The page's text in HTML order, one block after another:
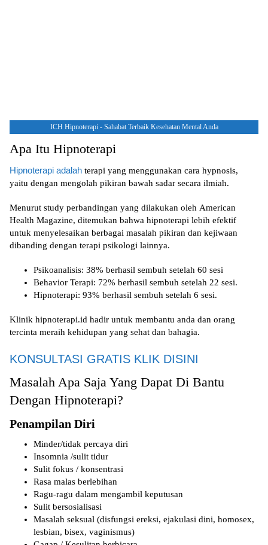
ICH Hipnoterapi - Sahabat Terbaik Kesehatan Mental Anda
Apa Itu Hipnoterapi
Hipnoterapi adalah terapi yang menggunakan cara hypnosis,
yaitu dengan mengolah pikiran bawah sadar secara ilmiah.
Menurut study perbandingan yang dilakukan oleh American
Health Magazine, ditemukan bahwa hipnoterapi lebih efektif
untuk menyelesaikan berbagai masalah pikiran dan kejiwaan
dibanding dengan terapi psikologi lainnya.
Psikoanalisis: 38% berhasil sembuh setelah 60 sesi
Behavior Terapi: 72% berhasil sembuh setelah 22 sesi.
Hipnoterapi: 93% berhasil sembuh setelah 6 sesi.
Klinik hipnoterapi.id hadir untuk membantu anda dan orang
tercinta meraih kehidupan yang sehat dan bahagia.
KONSULTASI GRATIS KLIK DISINI
Masalah Apa Saja Yang Dapat Di Bantu
Dengan Hipnoterapi?
Penampilan Diri
Minder/tidak percaya diri
Insomnia /sulit tidur
Sulit fokus / konsentrasi
Rasa malas berlebihan
Ragu-ragu dalam mengambil keputusan
Sulit bersosialisasi
Masalah seksual (disfungsi ereksi, ejakulasi dini, homosex,
lesbian, bisex, vaginismus)